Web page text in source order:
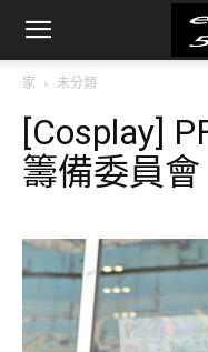
家 未分類
[Cosplay]
籌備委員會